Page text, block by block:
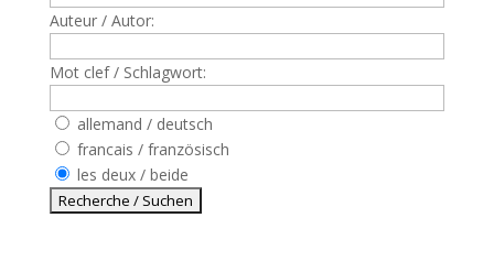
Auteur / Autor:
Mot clef / Schlagwort:
allemand / deutsch
francais / französisch
les deux / beide